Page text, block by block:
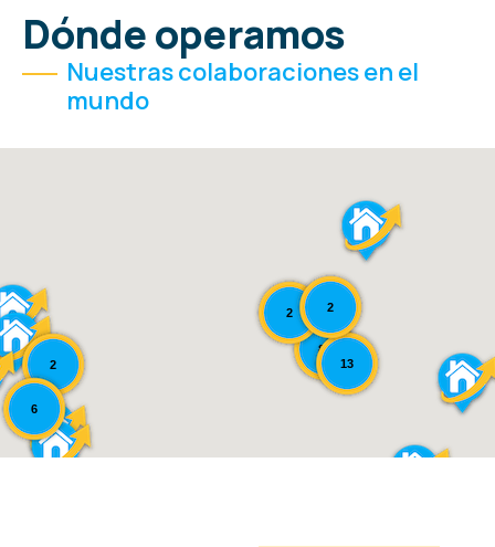
Dónde operamos
Nuestras colaboraciones en el
mundo
85
2
13
2
6
2